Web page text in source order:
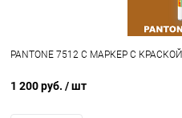
PANTONE 7512 C МАРКЕР С КРАСКОЙ
1 200 руб. / шт